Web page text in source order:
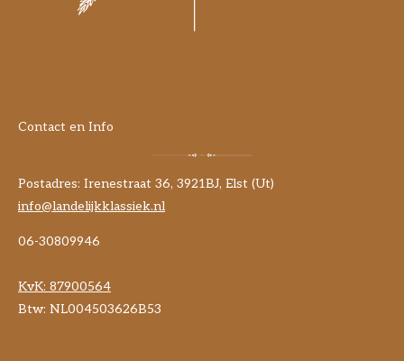
Contact en Info
Postadres: Irenestraat 36, 3921BJ, Elst (Ut)
info@landelijkklassiek.nl
06-30809946
KvK: 87900564
Btw: NL004503626B53